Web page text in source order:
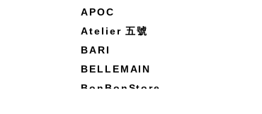
APOC
Atelier 五號
BARI
BELLEMAIN
BonBonStore